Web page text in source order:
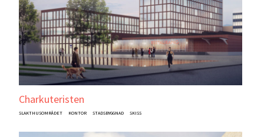
Charkuteristen
SLAKTHUSOMRÅDET KONTOR STADSBYGGNAD SKISS